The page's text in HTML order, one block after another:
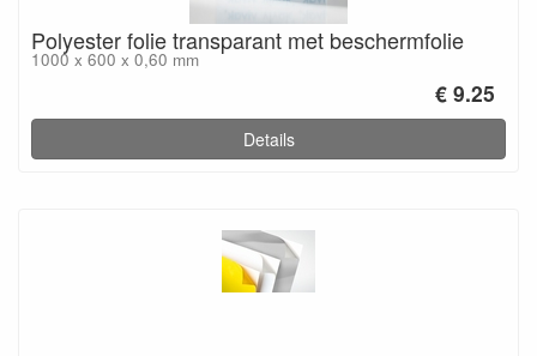
Polyester folie transparant met beschermfolie
1000 x 600 x 0,60 mm
€ 9.25
Details